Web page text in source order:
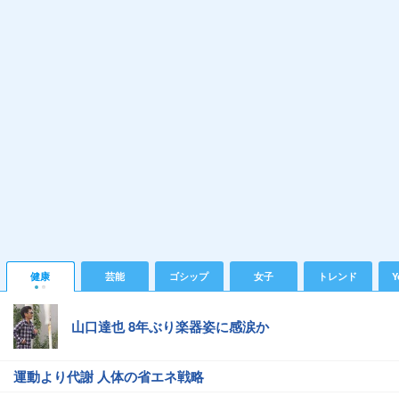
健康 芸能 ゴシップ 女子 トレンド
山口達也 8年ぶり楽器姿に感涙か
運動より代謝 人体の省エネ戦略